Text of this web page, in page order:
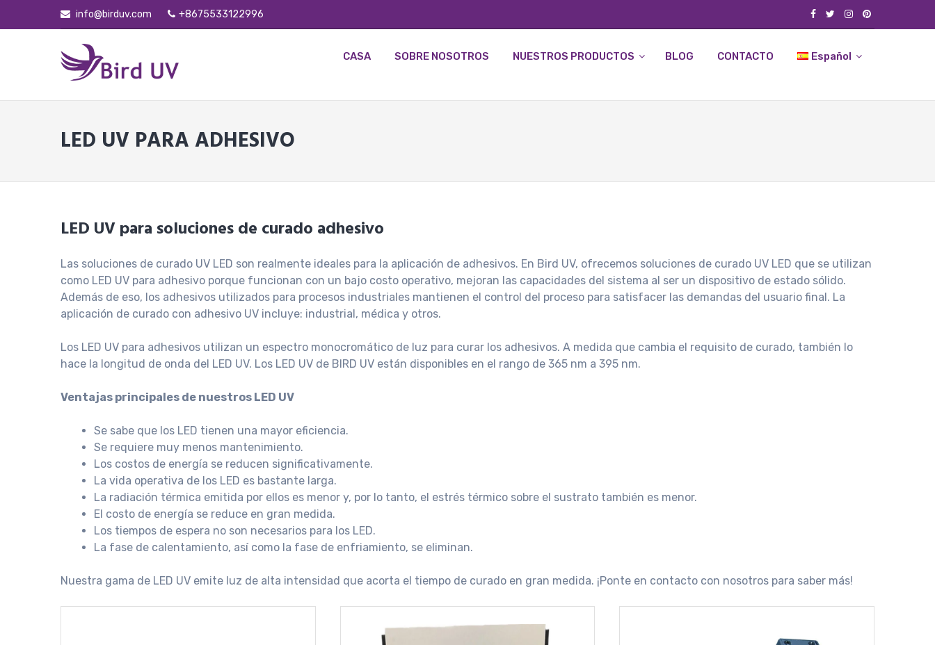
info@birduv.com +8675533122996
CASA SOBRE NOSOTROS NUESTROS PRODUCTOS BLOG CONTACTO Español
LED UV PARA ADHESIVO
LED UV para soluciones de curado adhesivo
Las soluciones de curado UV LED son realmente ideales para la aplicación de adhesivos. En Bird UV, ofrecemos soluciones de curado UV LED que se utilizan
como LED UV para adhesivo porque funcionan con un bajo costo operativo, mejoran las capacidades del sistema al ser un dispositivo de estado sólido.
Además de eso, los adhesivos utilizados para procesos industriales mantienen el control del proceso para satisfacer las demandas del usuario final. La
aplicación de curado con adhesivo UV incluye: industrial, médica y otros.
Los LED UV para adhesivos utilizan un espectro monocromático de luz para curar los adhesivos. A medida que cambia el requisito de curado, también lo
hace la longitud de onda del LED UV. Los LED UV de BIRD UV están disponibles en el rango de 365 nm a 395 nm.
Ventajas principales de nuestros LED UV
Se sabe que los LED tienen una mayor eficiencia.
Se requiere muy menos mantenimiento.
Los costos de energía se reducen significativamente.
La vida operativa de los LED es bastante larga.
La radiación térmica emitida por ellos es menor y, por lo tanto, el estrés térmico sobre el sustrato también es menor.
El costo de energía se reduce en gran medida.
Los tiempos de espera no son necesarios para los LED.
La fase de calentamiento, así como la fase de enfriamiento, se eliminan.
Nuestra gama de LED UV emite luz de alta intensidad que acorta el tiempo de curado en gran medida. ¡Ponte en contacto con nosotros para saber más!